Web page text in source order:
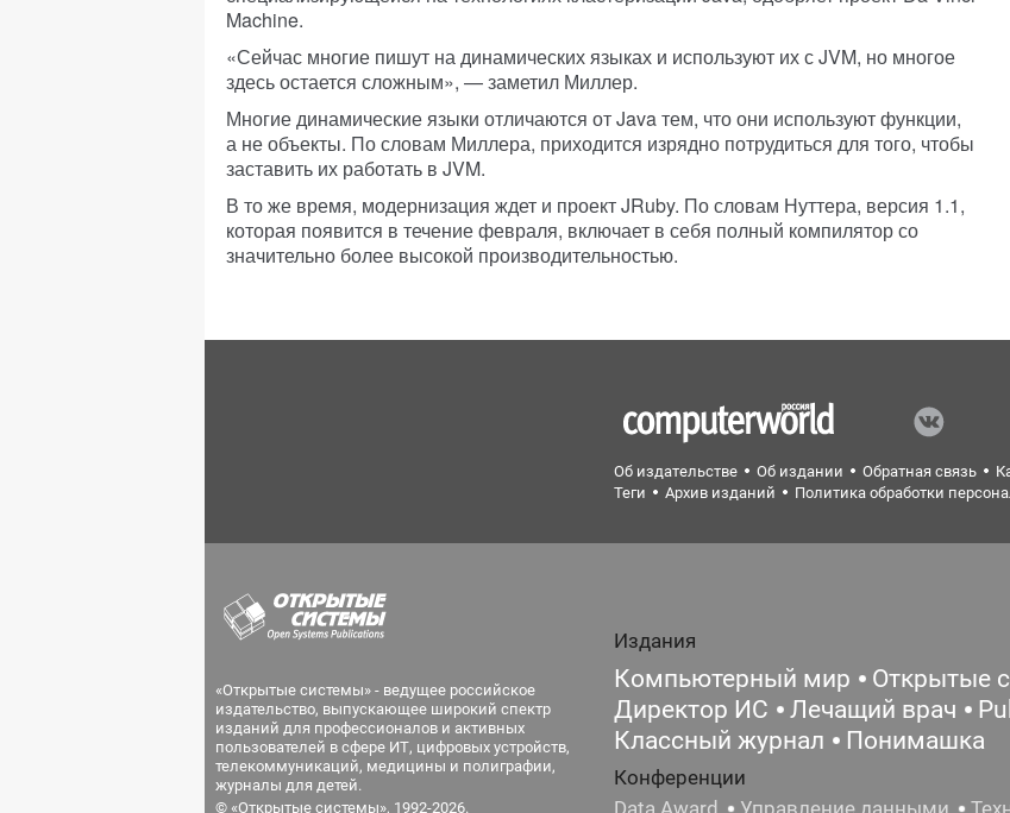
Machine.
«Сейчас многие пишут на динамических языках и используют их с JVM, но многое
здесь остается сложным», — заметил Миллер.
Многие динамические языки отличаются от Java тем, что они используют функции,
а не объекты. По словам Миллера, приходится изрядно потрудиться для того, чтобы
заставить их работать в JVM.
В то же время, модернизация ждет и проект JRuby. По словам Нуттера, версия 1.1,
которая появится в течение февраля, включает в себя полный компилятор со
значительно более высокой производительностью.
Об издательстве Об издании Обратная связь
Теги
Архив изданий Политика обработки
«Открытые системы» - ведущее российское
издательство, выпускающее широкий спектр
изданий для профессионалов и активных
пользователей в сфере ИТ, цифровых устройств,
телекоммуникаций, медицины и полиграфии,
журналы для детей.
© «Открытые системы», 1992-2026.
Издания
Компьютерный мир
Открытые
Директор ИС
Лечащий врач
Классный журнал
Понимашка
Конференции
Data Award
Управление данными